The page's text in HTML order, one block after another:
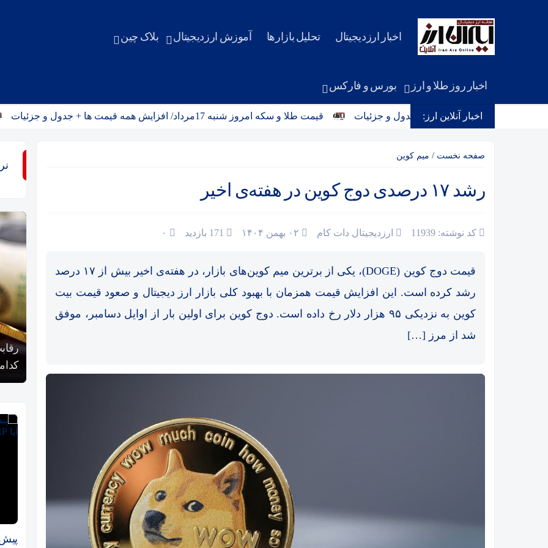
اخبار ارزدیجیتال تحلیل بازارها آموزش ارزدیجیتال بلاک چین
اخبار روز طلا و ارز بورس و فارکس
اخبار آنلاین ارز: قیمت طلا و سکه امروز شنبه 17مرداد/ افزایش همه قیمت ها + جدول و جزئیات
صفحه نخست / میم کوین‌
رشد ۱۷ درصدی دوج کوین در هفته‌ی اخیر
کد نوشته: 11939 ارزدیجیتال دات کام ۰
قیمت دوج کوین (DOGE)، یکی از برترین میم کوین‌های بازار، در هفته‌ی اخیر بیش از ۱۷ درصد
رشد کرده است. این افزایش قیمت همزمان با بهبود کلی بازار ارز دیجیتال و صعود قیمت بیت
کوین به نزدیکی ۹۵ هزار دلار رخ داده است. دوج کوین برای اولین بار از اوایل دسامبر، موفق
شد از مرز […]
آیا